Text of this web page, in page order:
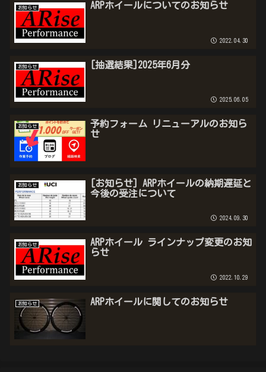
お知らせ ARPホイールについてのお知らせ
2022.04.30
お知らせ [抽選結果]2025年6月分
2025.06.05
お知らせ
予約フォーム リニューアルのお知ら
せ
お知らせ
[お知らせ] ARPホイールの納期遅延と
今後の受注について
2024.09.30
お知らせ
ARPホイール ラインナップ変更のお知
らせ
2022.10.29
お知らせ ARPホイールに関してのお知らせ